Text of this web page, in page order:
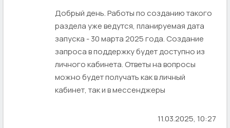
Добрый день. Работы по созданию такого
раздела уже ведутся, планируемая дата
запуска - 30 марта 2025 года. Создание
запроса в поддержку будет доступно из
личного кабинета. Ответы на вопросы
можно будет получать как в личный
кабинет, так и в мессенджеры
11.03.2025, 10:27